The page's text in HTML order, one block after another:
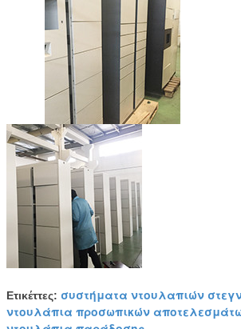
Ετικέττες: συστήματα ντουλαπιών
ντουλάπια προσωπικών